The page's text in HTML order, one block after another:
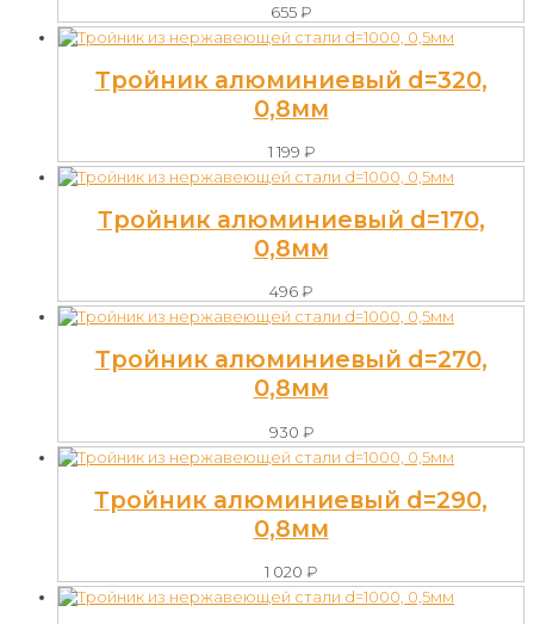
655₽
Тройник алюминиевый d=320,
0,8мм
1 199 ₽
Тройник алюминиевый d=170,
0,8мм
496₽
Тройник алюминиевый d=270,
0,8мм
930 ₽
Тройник алюминиевый d=290,
0,8мм
1 020 ₽